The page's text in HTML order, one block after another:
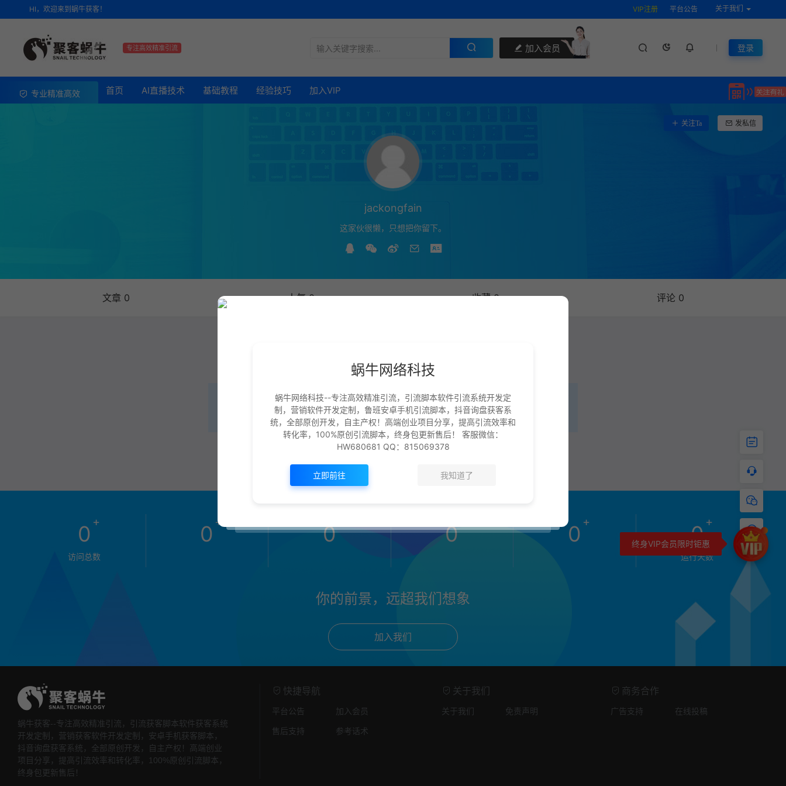
HI，欢迎来到蜗牛获客！ VIP注册 平台公告 关于我们
专注高效精准引流 加入会员 登录
专业精准高效 首页 AI直播技术 基础教程 经验技巧 加入VIP
关注Ta 发私信
jackongfain
这家伙很懒，只想把你留下。
文章 0 人气 0 收藏 0 评论 0
这家伙很懒，暂无动态！
终身VIP会员限时钜惠
0 +
访问总数
0 + 0 0 0 + 0+
运行天数
你的前景，远超我们想象
加入我们
蜗牛获客--专注高效精准引流，引流获客脚本软件获客系统
开发定制，营销获客软件开发定制，安卓手机获客脚本，
抖音询盘获客系统，全部原创开发，自主产权！高端创业
项目分享，提高引流效率和转化率，100%原创引流脚本，
终身包更新售后！
快捷导航
平台公告
加入会员
售后支持
参考话术
关于我们
关于我们 免责声明
商务合作
广告支持 在线投稿
蜗牛网络科技
蜗牛网络科技--专注高效精准引流，引流脚本软件引流系统开发定
制，营销软件开发定制，鲁班安卓手机引流脚本，抖音询盘获客系
统，全部原创开发，自主产权！高端创业项目分享，提高引流效率和
转化率，100%原创引流脚本，终身包更新售后！ 客服微信：
HW680681 QQ：815069378
立即前往 我知道了